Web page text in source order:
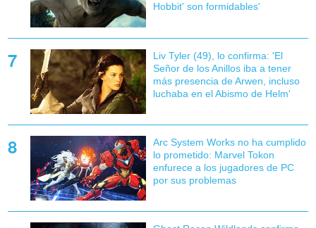
Hobbit' son formidables'
Liv Tyler (49), lo confirma: 'El
Señor de los Anillos iba a tener
más presencia de Arwen, incluso
luchaba en el Abismo de Helm'
Arc System Works no ha cumplido
lo prometido: Marvel Tokon
enfurece a los jugadores de PC
por sus problemas